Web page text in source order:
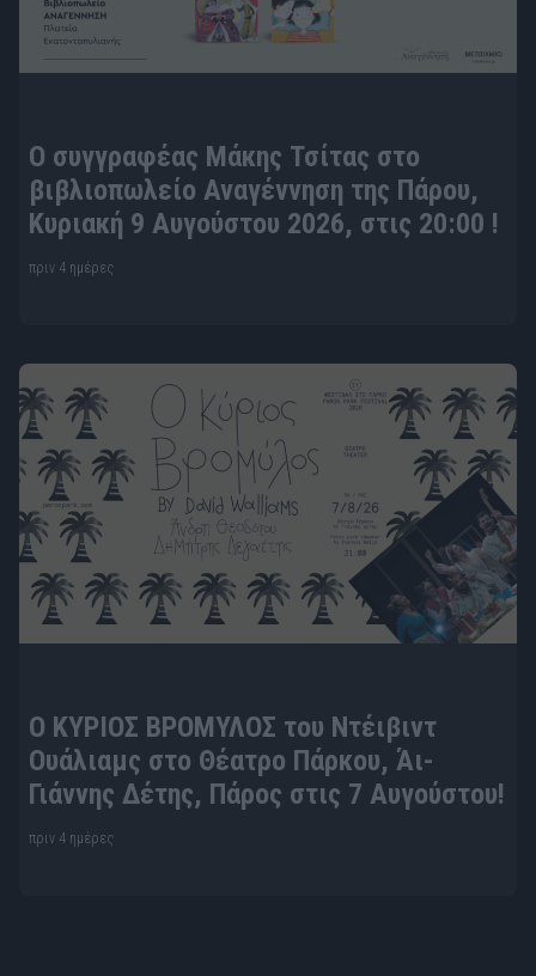
Ο συγγραφέας Μάκης Τσίτας στο
βιβλιοπωλείο Αναγέννηση της Πάρου,
Κυριακή 9 Αυγούστου 2026, στις 20:00 !
πριν 4 ημέρες
Ο ΚΥΡΙΟΣ ΒΡΟΜΥΛΟΣ του Ντέιβιντ
Ουάλιαμς στο Θέατρο Πάρκου, Άι-
Γιάννης Δέτης, Πάρος στις 7 Αυγούστου!
πριν 4 ημέρες